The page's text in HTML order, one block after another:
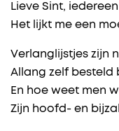
Lieve Sint,
Het lijkt me een
Verlanglijstjes zijn
Allang zelf besteld
En hoe weet men
Zijn hoofd- en